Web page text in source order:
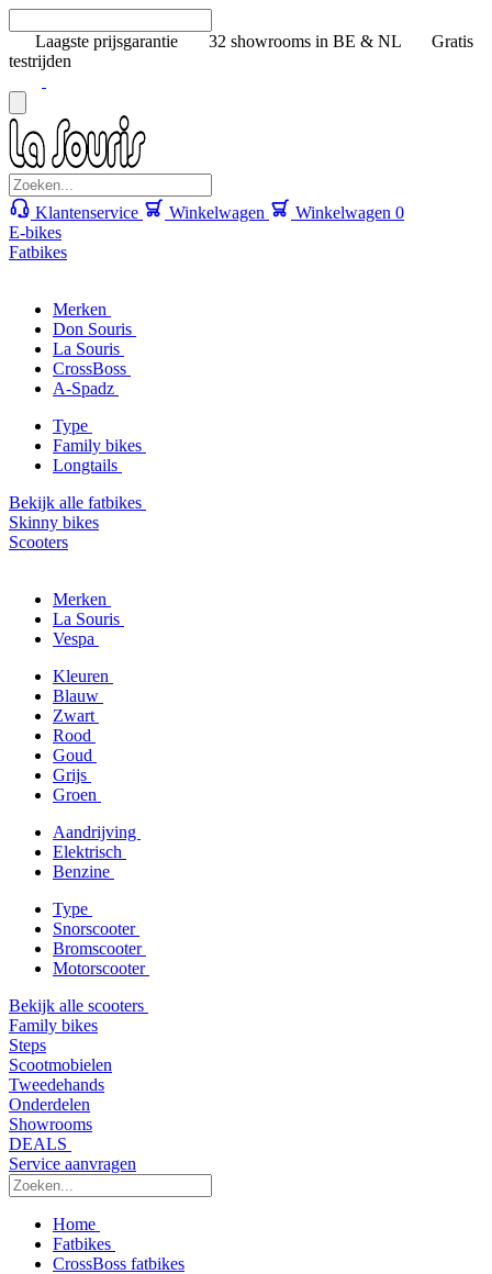
Laagste prijsgarantie 32 showrooms in BE & NL
Gratis
testrijden
Klantenservice Winkelwagen Winkelwagen 0
E-bikes
Fatbikes
Merken
Don Souris
La Souris
CrossBoss
A-Spadz
Type
Family bikes
Longtails
Bekijk alle fatbikes
Skinny bikes
Scooters
Merken
La Souris
Vespa
Kleuren
Blauw
Zwart
Rood
Goud
Grijs
Groen
Aandrijving
Elektrisch
Benzine
Type
Snorscooter
Bromscooter
Motorscooter
Bekijk alle scooters
Family bikes
Steps
Scootmobielen
Tweedehands
Onderdelen
Showrooms
DEALS
Service aanvragen
Home
Fatbikes
CrossBoss fatbikes